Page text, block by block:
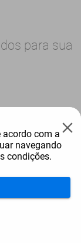
para sua
acordo com a
navegando
condições.